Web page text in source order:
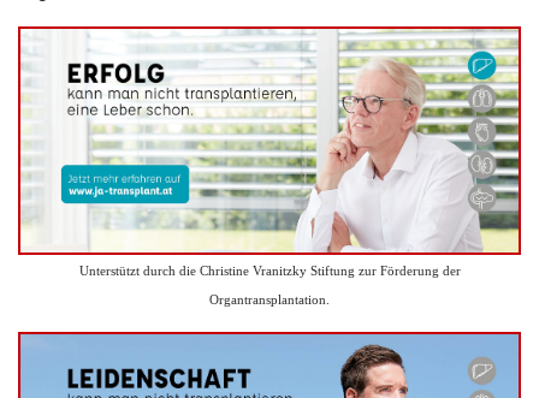
Unterstützt durch die Christine Vranitzky Stiftung zur Förderung der
Organtransplantation.